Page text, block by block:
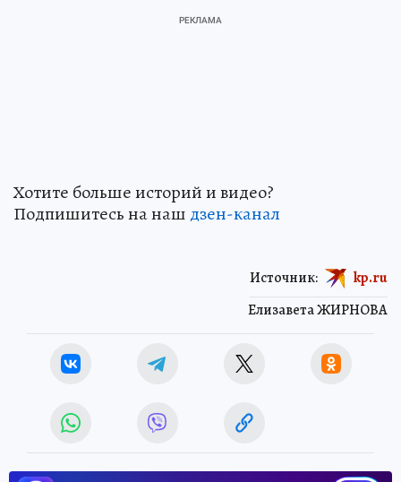
Хотите больше историй и видео?
Подпишитесь на наш дзен-канал
Елизавета ЖИРНОВА
Источник: kp.ru